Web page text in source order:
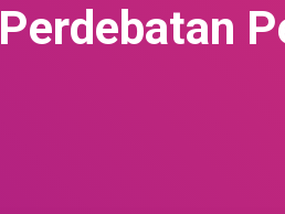
Perdebatan